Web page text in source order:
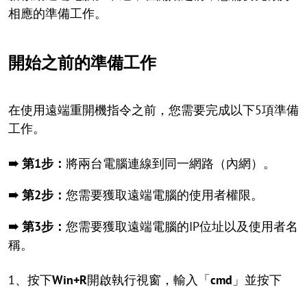
相應的準備工作。
開始之前的準備工作
在使用遠端重開機指令之前，您需要完成以下5項準備
工作。
➠ 第1步： 將兩台電腦連線到同一網路（內網）。
➠ 第2步： 您需要獲取遠端電腦的使用者權限。
➠ 第3步： 您需要獲取遠端電腦的IP位址以及使用者名
稱。
1、按下Win+R開啟執行視窗，輸入「cmd 」並按下